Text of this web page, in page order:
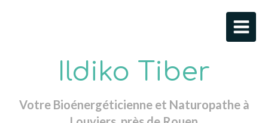
Ildiko Tiber
Votre Bioénergéticienne et Naturopathe à